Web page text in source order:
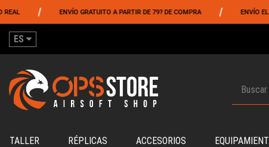
/ ENVÍO GRATUITO A PARTIR DE 79? DE COMPRA / ENVÍO EL
ES
TALLER RÉPLICAS ACCESORIOS